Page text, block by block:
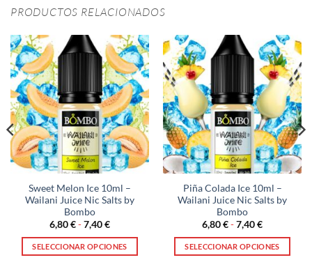
PRODUCTOS RELACIONADOS
Sweet Melon Ice 10ml –
Wailani Juice Nic Salts by
Bombo
6,80€-7,40€Rango
precios:
desde
SELECCIONAR OPCIONES
Piña Colada Ice 10ml –
Wailani Juice Nic Salts by
Bombo
6,80€-7,40€Rango
precios:
desde
SELECCIONAR OPCIONES